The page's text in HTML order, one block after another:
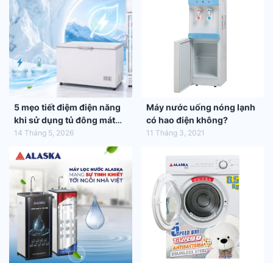
5 mẹo tiết điệm điện năng
khi sử dụng tủ đông mát
trong mùa hè 2026
14 Tháng 5, 2026
Máy nước uống nóng lạnh
có hao điện không?
11 Tháng 3, 2021